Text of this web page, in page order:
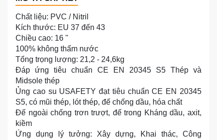
Chất liệu: PVC / Nitril
Kích thước: EU 37 đến 43
Chiều cao: 16 "
100% không thấm nước
Tổng trọng lượng: 21,2 - 24,6kg
Đáp ứng tiêu chuẩn CE EN 20345 S5 Thép và
Midsole thép
Ủng cao su USAFETY đạt tiêu chuẩn CE EN 20345
S5, có mũi thép, lót thép, đế chống dầu, hóa chất
Đế ngoài chống trơn trượt, đế trong Kháng dầu, axit,
kiềm
Ứng dụng lý tưởng: Xây dựng, Khai thác, Công